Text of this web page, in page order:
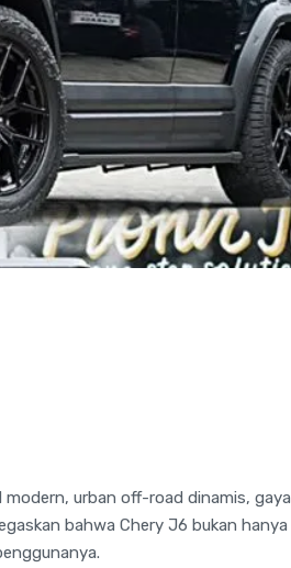
urban off-road dinamis, gaya
bahwa Chery J6 bukan hanya